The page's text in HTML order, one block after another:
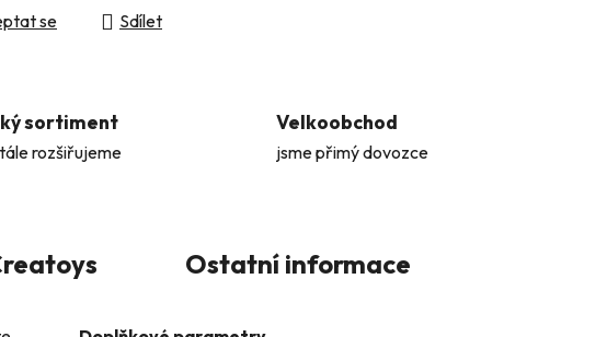
se Sdílet
sortiment
rozšiřujeme
Velkoobchod
jsme přimý dovozce
Ostatní informace